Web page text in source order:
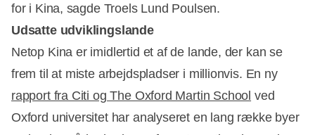
for i Kina, sagde Troels Lund Poulsen.
Udsatte udviklingslande
Netop Kina er imidlertid et af de lande, der kan se
frem til at miste arbejdspladser i millionvis. En ny
rapport fra Citi og The Oxford Martin School ved
Oxford universitet har analyseret en lang række byer